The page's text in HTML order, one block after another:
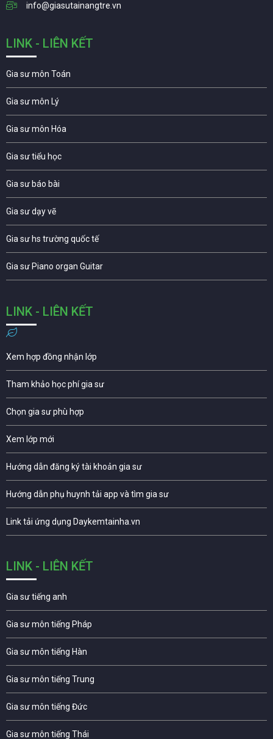
info@giasutainangtre.vn
LINK - LIÊN KẾT
Gia sư môn Toán
Gia sư môn Lý
Gia sư môn Hóa
Gia sư tiểu học
Gia sư báo bài
Gia sư dạy vẽ
Gia sư hs trường quốc tế
Gia sư Piano organ Guitar
LINK - LIÊN KẾT
Xem hợp đồng nhận lớp
Tham khảo học phí gia sư
Chọn gia sư phù hợp
Xem lớp mới
Hướng dẫn đăng ký tài khoản gia sư
Hướng dẫn phụ huynh tải app và tìm gia sư
Link tải ứng dụng Daykemtainha.vn
LINK - LIÊN KẾT
Gia sư tiếng anh
Gia sư môn tiếng Pháp
Gia sư môn tiếng Hàn
Gia sư môn tiếng Trung
Gia sư môn tiếng Đức
Gia sư môn tiếng Thái